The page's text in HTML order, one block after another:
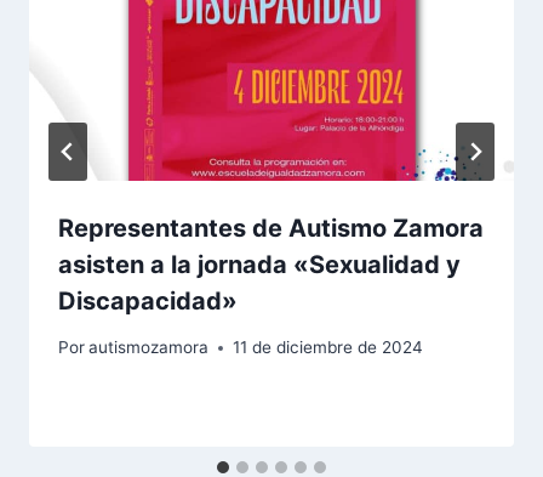
Representantes de Autismo Zamora
asisten a la jornada «Sexualidad y
Discapacidad»
Porautismozamora 11 de diciembre de 2024